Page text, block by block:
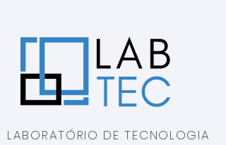
LABORATÓRIO DE TECNOLOGIA